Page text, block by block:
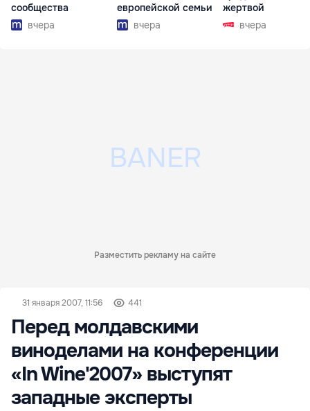
сообщества
вчера
европейской семьи
вчера
жертвой
вчера
Разместить рекламу на сайте
31 января 2007, 11:56 441
Перед молдавскими
виноделами на конференции
«In Wine'2007» выступят
западные эксперты